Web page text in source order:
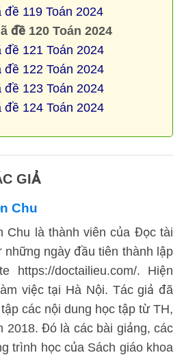
đề 119 Toán 2024
đề 120 Toán 2024
đề 121 Toán 2024
đề 122 Toán 2024
đề 123 Toán 2024
đề 124 Toán 2024
GIẢ
Chu
Chu là thành viên của Đọc tài
những ngày đầu tiên thành lập
https://doctailieu.com/. Hiện
việc tại Hà Nội. Tác giả đã
các nội dung học tập từ TH,
2018. Đó là các bài giảng, các
trình học của Sách giáo khoa